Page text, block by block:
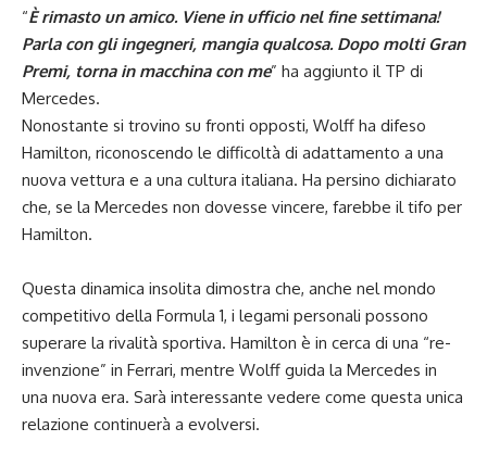
“È rimasto un amico. Viene in ufficio nel fine settimana!
Parla con gli ingegneri, mangia qualcosa. Dopo molti Gran
Premi, torna in macchina con me” ha aggiunto il TP di
Mercedes.
Nonostante si trovino su fronti opposti, Wolff ha difeso
Hamilton, riconoscendo le difficoltà di adattamento a una
nuova vettura e a una cultura italiana. Ha persino dichiarato
che, se la Mercedes non dovesse vincere, farebbe il tifo per
Hamilton.
Questa dinamica insolita dimostra che, anche nel mondo
competitivo della Formula 1, i legami personali possono
superare la rivalità sportiva. Hamilton è in cerca di una “re-
invenzione” in Ferrari, mentre Wolff guida la Mercedes in
una nuova era. Sarà interessante vedere come questa unica
relazione continuerà a evolversi.